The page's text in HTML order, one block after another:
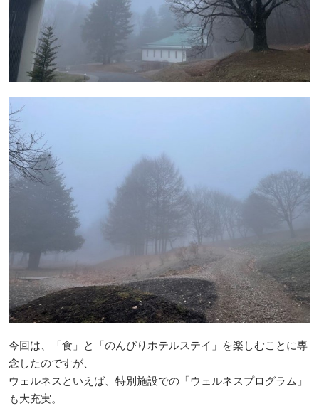
今回は、「食」と「のんびりホテルステイ」を楽しむことに専
念したのですが、
ウェルネスといえば、特別施設での「ウェルネスプログラム」
も大充実。